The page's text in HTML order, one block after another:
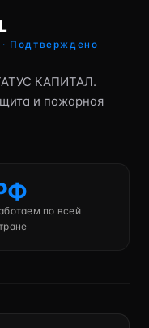
Подтверждено
КАПИТАЛ.
и пожарная
по всей